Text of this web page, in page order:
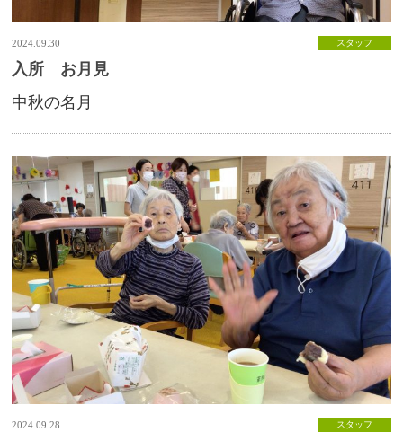
2024.09.30 スタッフ
入所 お月見
中秋の名月
2024.09.28 スタッフ